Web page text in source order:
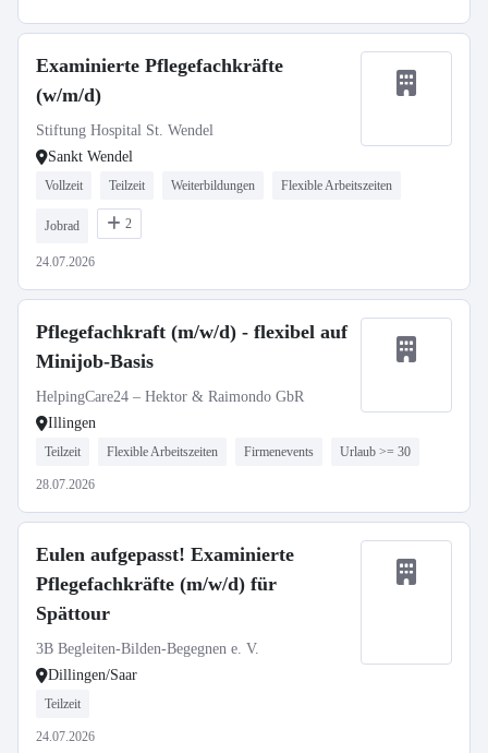
Examinierte Pflegefachkräfte
(w/m/d)
Stiftung Hospital St. Wendel
Sankt Wendel
Vollzeit Teilzeit Weiterbildungen Flexible Arbeitszeiten
Jobrad 2
24.07.2026
Pflegefachkraft (m/w/d) - flexibel auf
Minijob-Basis
HelpingCare24 – Hektor & Raimondo GbR
Illingen
Teilzeit Flexible Arbeitszeiten Firmenevents Urlaub >= 30
28.07.2026
Eulen aufgepasst! Examinierte
Pflegefachkräfte (m/w/d) für
Spättour
3B Begleiten-Bilden-Begegnen e. V.
Dillingen/Saar
Teilzeit
24.07.2026